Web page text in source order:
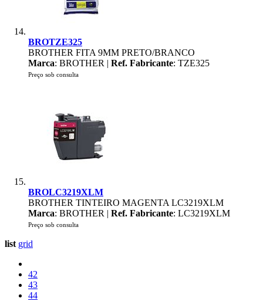
BROTZE325
BROTHER FITA 9MM PRETO/BRANCO
Marca: BROTHER | Ref. Fabricante: TZE325
Preço sob consulta
BROLC3219XLM
BROTHER TINTEIRO MAGENTA LC3219XLM
Marca: BROTHER | Ref. Fabricante: LC3219XLM
Preço sob consulta
list grid
42
43
44